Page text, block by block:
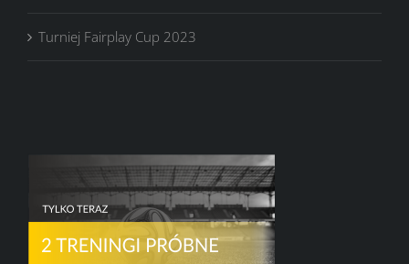
Turniej Fairplay Cup 2023